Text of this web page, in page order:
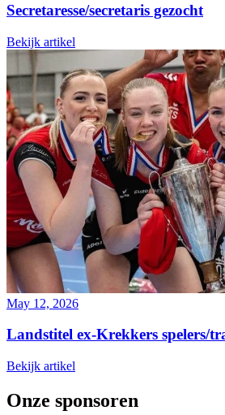
Secretaresse/secretaris gezocht
Bekijk artikel
May 12, 2026
Landstitel ex-Krekkers spelers/
Bekijk artikel
Onze sponsoren